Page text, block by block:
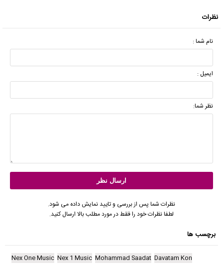
نظرات
نام شما :
ایمیل :
نظر شما:
نظرات شما پس از بررسی و تایید نمایش داده می شود.
لطفا نظرات خود را فقط در مورد مطلب بالا ارسال کنید.
برچسب ها
Davatam Kon
Mohammad Saadat
Nex 1 Music
Nex One Music